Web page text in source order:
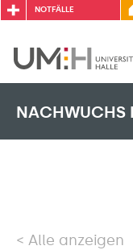
NOTFÄLLE
NACHWUCHS
Alle anzeigen